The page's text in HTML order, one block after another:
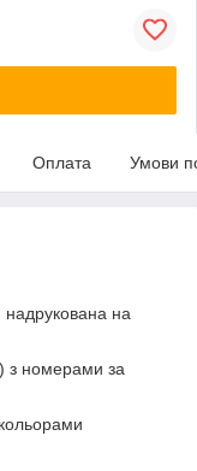
Оплата Умови
на
з номерами за